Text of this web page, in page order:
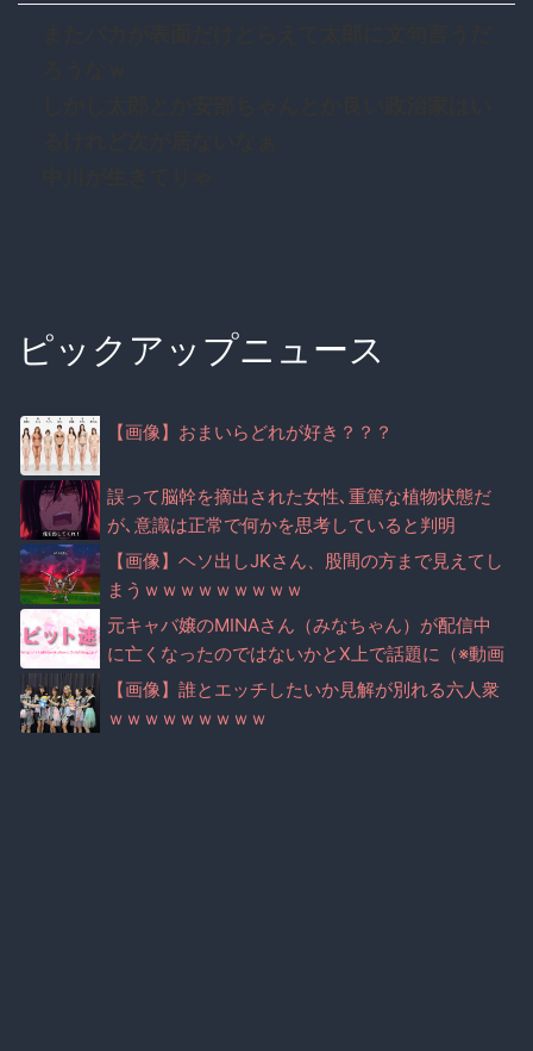
ピックアップニュース
【画像】おまいらどれが好き？？？
誤って脳幹を摘出された女性､重篤な植物状態だ
が､意識は正常で何かを思考していると判明
【画像】ヘソ出しJKさん、股間の方まで見えてし
まうｗｗｗｗｗｗｗｗｗ
元キャバ嬢のMINAさん（みなちゃん）が配信中
に亡くなったのではないかとX上で話題に（※動画
あり）
【画像】誰とエッチしたいか見解が別れる六人衆
ｗｗｗｗｗｗｗｗｗ